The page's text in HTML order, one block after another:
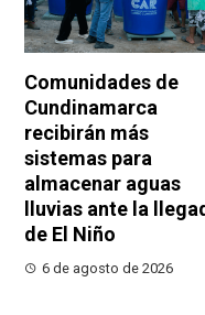
Comunidades de
Cundinamarca
recibirán más
sistemas para
almacenar aguas
lluvias ante la
de El Niño
6 de agosto de 2026